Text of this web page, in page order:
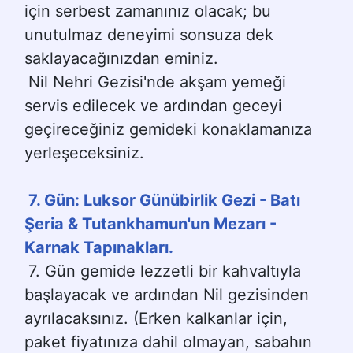
için serbest zamanınız olacak; bu
unutulmaz deneyimi sonsuza dek
saklayacağınızdan eminiz.
Nil Nehri Gezisi'nde akşam yemeği
servis edilecek ve ardından geceyi
geçireceğiniz gemideki konaklamanıza
yerleşeceksiniz.
7. Gün: Luksor Günübirlik Gezi - Batı
Şeria & Tutankhamun'un Mezarı -
Karnak Tapınakları.
7. Gün gemide lezzetli bir kahvaltıyla
başlayacak ve ardından Nil gezisinden
ayrılacaksınız. (Erken kalkanlar için,
paket fiyatınıza dahil olmayan, sabahın